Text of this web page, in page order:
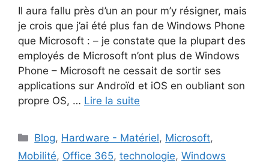
Il aura fallu près d’un an pour m’y résigner, mais
je crois que j’ai été plus fan de Windows Phone
que Microsoft : – je constate que la plupart des
employés de Microsoft n’ont plus de Windows
Phone – Microsoft ne cessait de sortir ses
applications sur Androïd et iOS en oubliant son
propre OS, … Lire la suite
Catégories
Blog, Hardware - Matériel, Microsoft,
Mobilité, Office 365, technologie, Windows